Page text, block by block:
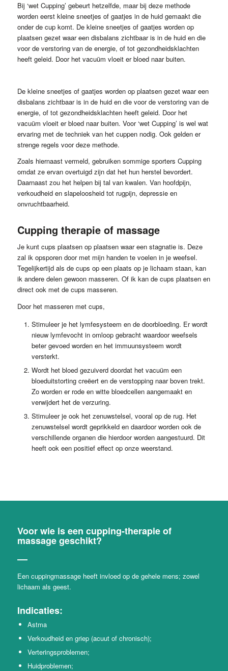
Bij ‘wet Cupping’ gebeurt hetzelfde, maar bij deze methode
worden eerst kleine sneetjes of gaatjes in de huid gemaakt die
onder de cup komt. De kleine sneetjes of gaatjes worden op
plaatsen gezet waar een disbalans zichtbaar is in de huid en die
voor de verstoring van de energie, of tot gezondheidsklachten
heeft geleid. Door het vacuüm vloeit er bloed naar buiten.
De kleine sneetjes of gaatjes worden op plaatsen gezet waar een
disbalans zichtbaar is in de huid en die voor de verstoring van de
energie, of tot gezondheidsklachten heeft geleid. Door het
vacuüm vloeit er bloed naar buiten. Voor ‘wet Cupping’ is wel wat
ervaring met de techniek van het cuppen nodig. Ook gelden er
strenge regels voor deze methode.
Zoals hiernaast vermeld, gebruiken sommige sporters Cupping
omdat ze ervan overtuigd zijn dat het hun herstel bevordert.
Daarnaast zou het helpen bij tal van kwalen. Van hoofdpijn,
verkoudheid en slapeloosheid tot rugpijn, depressie en
onvruchtbaarheid.
Cupping therapie of massage
Je kunt cups plaatsen op plaatsen waar een stagnatie is. Deze
zal ik opsporen door met mijn handen te voelen in je weefsel.
Tegelijkertijd als de cups op een plaats op je lichaam staan, kan
ik andere delen gewoon masseren. Of ik kan de cups plaatsen en
direct ook met de cups masseren.
Door het masseren met cups,
Stimuleer je het lymfesysteem en de doorbloeding. Er wordt
nieuw lymfevocht in omloop gebracht waardoor weefsels
beter gevoed worden en het immuunsysteem wordt
versterkt.
Wordt het bloed gezuiverd doordat het vacuüm een
bloeduitstorting creëert en de verstopping naar boven trekt.
Zo worden er rode en witte bloedcellen aangemaakt en
verwijdert het de verzuring.
Stimuleer je ook het zenuwstelsel, vooral op de rug. Het
zenuwstelsel wordt geprikkeld en daardoor worden ook de
verschillende organen die hierdoor worden aangestuurd. Dit
heeft ook een positief effect op onze weerstand.
Voor wie is een cupping-therapie of
massage geschikt?
Een cuppingmassage heeft invloed op de gehele mens; zowel
lichaam als geest.
Indicaties:
Astma
Verkoudheid en griep (acuut of chronisch);
Verteringsproblemen;
Huidproblemen;